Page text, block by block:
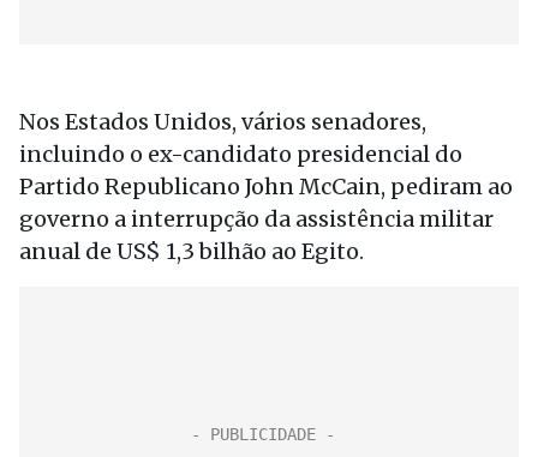
Nos Estados Unidos, vários senadores,
incluindo o ex-candidato presidencial do
Partido Republicano John McCain, pediram ao
governo a interrupção da assistência militar
anual de US$ 1,3 bilhão ao Egito.